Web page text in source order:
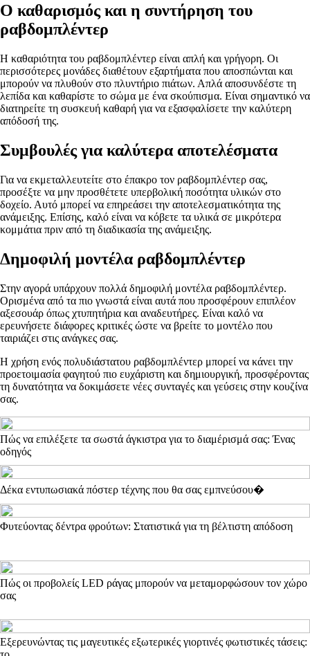
Ο καθαρισμός και η συντήρηση του
ραβδομπλέντερ
Η καθαριότητα του ραβδομπλέντερ είναι απλή και γρήγορη. Οι
περισσότερες μονάδες διαθέτουν εξαρτήματα που αποσπώνται και
μπορούν να πλυθούν στο πλυντήριο πιάτων. Απλά αποσυνδέστε τη
λεπίδα και καθαρίστε το σώμα με ένα σκούπισμα. Είναι σημαντικό να
διατηρείτε τη συσκευή καθαρή για να εξασφαλίσετε την καλύτερη
απόδοσή της.
Συμβουλές για καλύτερα αποτελέσματα
Για να εκμεταλλευτείτε στο έπακρο τον ραβδομπλέντερ σας,
προσέξτε να μην προσθέτετε υπερβολική ποσότητα υλικών στο
δοχείο. Αυτό μπορεί να επηρεάσει την αποτελεσματικότητα της
ανάμειξης. Επίσης, καλό είναι να κόβετε τα υλικά σε μικρότερα
κομμάτια πριν από τη διαδικασία της ανάμειξης.
Δημοφιλή μοντέλα ραβδομπλέντερ
Στην αγορά υπάρχουν πολλά δημοφιλή μοντέλα ραβδομπλέντερ.
Ορισμένα από τα πιο γνωστά είναι αυτά που προσφέρουν επιπλέον
αξεσουάρ όπως χτυπητήρια και αναδευτήρες. Είναι καλό να
ερευνήσετε διάφορες κριτικές ώστε να βρείτε το μοντέλο που
ταιριάζει στις ανάγκες σας.
Η χρήση ενός πολυδιάστατου ραβδομπλέντερ μπορεί να κάνει την
προετοιμασία φαγητού πιο ευχάριστη και δημιουργική, προσφέροντας
τη δυνατότητα να δοκιμάσετε νέες συνταγές και γεύσεις στην κουζίνα
σας.
Πώς να επιλέξετε τα σωστά άγκιστρα για το διαμέρισμά σας: Ένας
οδηγός
Δέκα εντυπωσιακά πόστερ τέχνης που θα σας εμπνεύσου�
Φυτεύοντας δέντρα φρούτων: Στατιστικά για τη βέλτιστη απόδοση
Πώς οι προβολείς LED ράγας μπορούν να μεταμορφώσουν τον χώρο
σας
Εξερευνώντας τις μαγευτικές εξωτερικές γιορτινές φωτιστικές τάσεις: